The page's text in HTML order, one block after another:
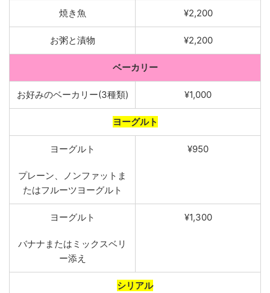
焼き魚 ¥2,200
お粥と漬物 ¥2,200
ベーカリー
お好みのベーカリー(3種類) ¥1,000
ヨーグルト
ヨーグルト
プレーン
ノンファットま
たはフルーツヨーグルト
¥950
ヨーグルト
バナナまたは ミ ックスベリ
ー添え
¥1,300
シリアル